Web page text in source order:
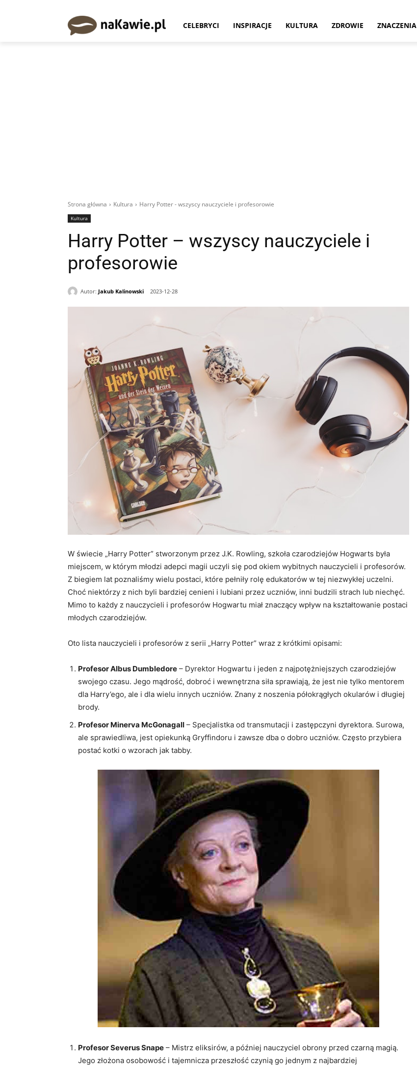
CELEBRYCI INSPIRACJE KULTURA ZDROWIE ZNACZENIA
Strona główna Kultura Harry Potter - wszyscy nauczyciele i profesorowie
Kultura
Harry Potter – wszyscy nauczyciele i
profesorowie
Autor: Jakub Kalinowski 2023-12-28
W świecie „Harry Potter” stworzonym przez J.K. Rowling, szkoła czarodziejów Hogwarts była
miejscem, w którym młodzi adepci magii uczyli się pod okiem wybitnych nauczycieli i profesorów.
Z biegiem lat poznaliśmy wielu postaci, które pełniły rolę edukatorów w tej niezwykłej uczelni.
Choć niektórzy z nich byli bardziej cenieni i lubiani przez uczniów, inni budzili strach lub niechęć.
Mimo to każdy z nauczycieli i profesorów Hogwartu miał znaczący wpływ na kształtowanie postaci
młodych czarodziejów.
Oto lista nauczycieli i profesorów z serii „Harry Potter” wraz z krótkimi opisami:
Profesor Albus Dumbledore – Dyrektor Hogwartu i jeden z najpotężniejszych czarodziejów
swojego czasu. Jego mądrość, dobroć i wewnętrzna siła sprawiają, że jest nie tylko mentorem
dla Harry’ego, ale i dla wielu innych uczniów. Znany z noszenia półokrągłych okularów i długiej
brody.
Profesor Minerva McGonagall – Specjalistka od transmutacji i zastępczyni dyrektora. Surowa,
ale sprawiedliwa, jest opiekunką Gryffindoru i zawsze dba o dobro uczniów. Często przybiera
postać kotki o wzorach jak tabby.
Profesor Severus Snape – Mistrz eliksirów, a później nauczyciel obrony przed czarną magią.
Jego złożona osobowość i tajemnicza przeszłość czynią go jednym z najbardziej